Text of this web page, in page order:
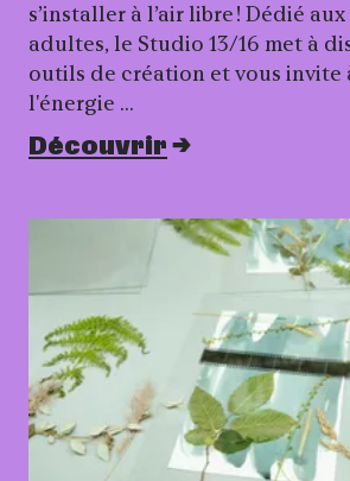
s’installer à l’air libre ! Dédié
adultes, le Studio 13/16 met à
outils de création et vous invite
l'énergie …
Découvrir